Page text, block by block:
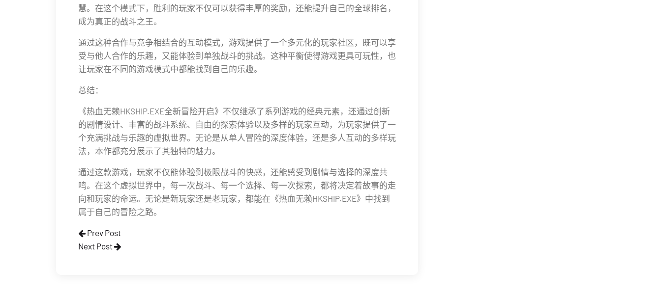
慧。在这个模式下，胜利的玩家不仅可以获得丰厚的奖励，还能提升自己的全球排名，
成为真正的战斗之王。
通过这种合作与竞争相结合的互动模式，游戏提供了一个多元化的玩家社区，既可以享
受与他人合作的乐趣，又能体验到单独战斗的挑战。这种平衡使得游戏更具可玩性，也
让玩家在不同的游戏模式中都能找到自己的乐趣。
总结：
《热血无赖HKSHIP.EXE全新冒险开启》不仅继承了系列游戏的经典元素，还通过创新
的剧情设计、丰富的战斗系统、自由的探索体验以及多样的玩家互动，为玩家提供了一
个充满挑战与乐趣的虚拟世界。无论是从单人冒险的深度体验，还是多人互动的多样玩
法，本作都充分展示了其独特的魅力。
通过这款游戏，玩家不仅能体验到极限战斗的快感，还能感受到剧情与选择的深度共
鸣。在这个虚拟世界中，每一次战斗、每一个选择、每一次探索，都将决定着故事的走
向和玩家的命运。无论是新玩家还是老玩家，都能在《热血无赖HKSHIP.EXE》中找到
属于自己的冒险之路。
Prev Post
Next Post